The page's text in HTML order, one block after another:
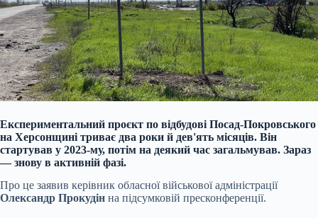
Експериментальний проєкт по відбудові Посад-Покровського
на Херсонщині триває два роки й дев'ять місяців. Він
стартував у 2023-му, потім на деякий час загальмував. Зараз
— знову в активній фазі.
Про це заявив керівник обласної військової адміністрації
Олександр Прокудін на підсумковій пресконференції.